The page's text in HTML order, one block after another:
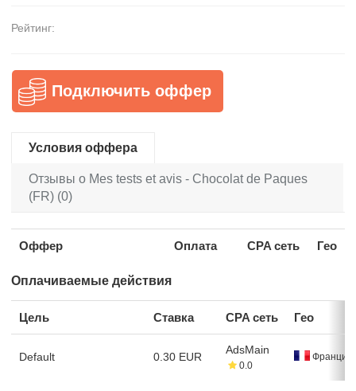
Рейтинг:
Подключить оффер
Условия оффера
Отзывы о Mes tests et avis - Chocolat de Paques
(FR) (0)
Оффер Оплата CPA сеть Гео
Оплачиваемые действия
Цель Ставка CPA сеть Гео
Default 0.30 EUR
AdsMain
0.0
Франция